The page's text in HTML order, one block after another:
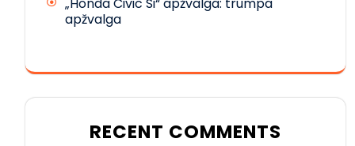
„Honda Civic Si“ apžvalga: trumpa
apžvalga
RECENT COMMENTS